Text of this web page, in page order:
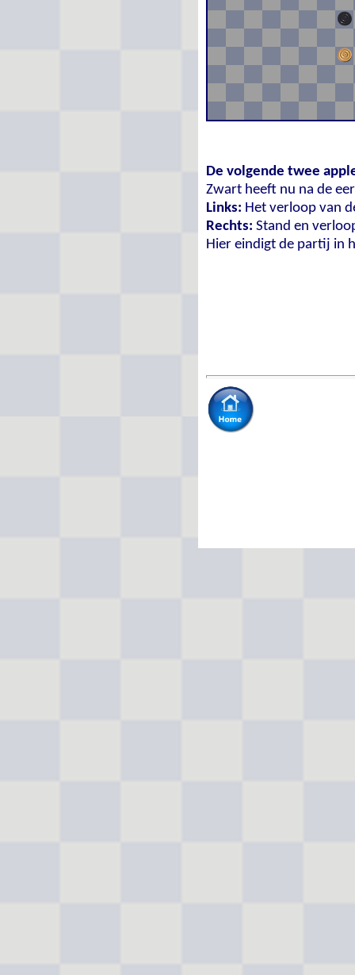
De volgende twee
Zwart heeft nu na de
Links: Het verloop van
Rechts: Stand en
Hier eindigt de partij in